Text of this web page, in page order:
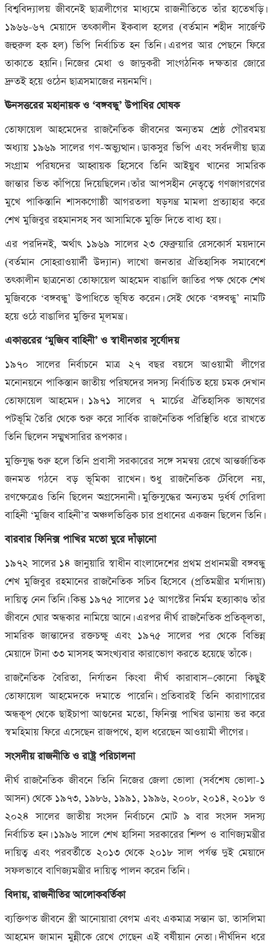
বিশ্ববিদ্যালয় জীবনেই ছাত্রলীগের মাধ্যমে রাজনীতিতে তাঁর হাতেখড়ি।
১৯৬৬-৬৭ মেয়াদে তৎকালীন ইকবাল হলের (বর্তমান শহীদ সার্জেন্ট
জহুরুল হক হল) ভিপি নির্বাচিত হন তিনি। এরপর আর পেছনে ফিরে
তাকাতে হয়নি। নিজের মেধা ও জাদুকরী সাংগঠনিক দক্ষতার জোরে
দ্রুতই হয়ে ওঠেন ছাত্রসমাজের নয়নমণি।
ঊনসত্তরের মহানায়ক ও ‘বঙ্গবন্ধু’ উপাধির ঘোষক
তোফায়েল আহমেদের রাজনৈতিক জীবনের অন্যতম শ্রেষ্ঠ গৌরবময়
অধ্যায় ১৯৬৯ সালের গণ-অভ্যুত্থান। ডাকসুর ভিপি এবং সর্বদলীয় ছাত্র
সংগ্রাম পরিষদের আহ্বায়ক হিসেবে তিনি আইয়ুব খানের সামরিক
জান্তার ভিত কাঁপিয়ে দিয়েছিলেন। তাঁর আপসহীন নেতৃত্বে গণজাগরণের
মুখে পাকিস্তানি শাসকগোষ্ঠী আগরতলা ষড়যন্ত্র মামলা প্রত্যাহার করে
শেখ মুজিবুর রহমানসহ সব আসামিকে মুক্তি দিতে বাধ্য হয়।
এর পরদিনই, অর্থাৎ ১৯৬৯ সালের ২৩ ফেব্রুয়ারি রেসকোর্স ময়দানে
(বর্তমান সোহরাওয়ার্দী উদ্যান) লাখো জনতার ঐতিহাসিক সমাবেশে
তৎকালীন ছাত্রনেতা তোফায়েল আহমেদ বাঙালি জাতির পক্ষ থেকে শেখ
মুজিবকে ‘বঙ্গবন্ধু’ উপাধিতে ভূষিত করেন। সেই থেকে ‘বঙ্গবন্ধু’ নামটি
হয়ে ওঠে বাঙালির মুক্তির মূলমন্ত্র।
একাত্তরের ‘মুজিব বাহিনী’ ও স্বাধীনতার সূর্যোদয়
১৯৭০ সালের নির্বাচনে মাত্র ২৭ বছর বয়সে আওয়ামী লীগের
মনোনয়নে পাকিস্তান জাতীয় পরিষদের সদস্য নির্বাচিত হয়ে চমক দেখান
তোফায়েল আহমেদ। ১৯৭১ সালের ৭ মার্চের ঐতিহাসিক ভাষণের
পটভূমি তৈরি থেকে শুরু করে সার্বিক রাজনৈতিক পরিস্থিতি ধরে রাখতে
তিনি ছিলেন সম্মুখসারির রূপকার।
মুক্তিযুদ্ধ শুরু হলে তিনি প্রবাসী সরকারের সঙ্গে সমন্বয় রেখে আন্তর্জাতিক
জনমত গঠনে বড় ভূমিকা রাখেন। শুধু রাজনৈতিক টেবিলে নয়,
রণক্ষেত্রেও তিনি ছিলেন অগ্রসেনানী। মুক্তিযুদ্ধের অন্যতম দুর্ধর্ষ গেরিলা
বাহিনী ‘মুজিব বাহিনী’র অঞ্চলভিত্তিক চার প্রধানের একজন ছিলেন তিনি।
বারবার ফিনিক্স পাখির মতো ঘুরে দাঁড়ানো
১৯৭২ সালের ১৪ জানুয়ারি স্বাধীন বাংলাদেশের প্রথম প্রধানমন্ত্রী বঙ্গবন্ধু
শেখ মুজিবুর রহমানের রাজনৈতিক সচিব হিসেবে (প্রতিমন্ত্রীর মর্যাদায়)
দায়িত্ব নেন তিনি। কিন্তু ১৯৭৫ সালের ১৫ আগস্টের নির্মম হত্যাকাণ্ড তাঁর
জীবনে ঘোর অন্ধকার নামিয়ে আনে। এরপর দীর্ঘ রাজনৈতিক প্রতিকূলতা,
সামরিক জান্তাদের রক্তচক্ষু এবং ১৯৭৫ সালের পর থেকে বিভিন্ন
মেয়াদে টানা ৩৩ মাসসহ অসংখ্যবার কারাভোগ করতে হয়েছে তাঁকে।
রাজনৈতিক বৈরিতা, নির্যাতন কিংবা দীর্ঘ কারাবাস—কোনো কিছুই
তোফায়েল আহমেদকে দমাতে পারেনি। প্রতিবারই তিনি কারাগারের
অন্ধকূপ থেকে ছাইচাপা আগুনের মতো, ফিনিক্স পাখির ডানায় ভর করে
স্বমহিমায় ফিরে এসেছেন রাজপথে, হাল ধরেছেন আওয়ামী লীগের।
সংসদীয় রাজনীতি ও রাষ্ট্র পরিচালনা
দীর্ঘ রাজনৈতিক জীবনে তিনি নিজের জেলা ভোলা (সর্বশেষ ভোলা-১
আসন) থেকে ১৯৭৩, ১৯৮৬, ১৯৯১, ১৯৯৬, ২০০৮, ২০১৪, ২০১৮ ও
২০২৪ সালের জাতীয় সংসদ নির্বাচনে মোট ৯ বার সংসদ সদস্য
নির্বাচিত হন। ১৯৯৬ সালে শেখ হাসিনা সরকারের শিল্প ও বাণিজ্যমন্ত্রীর
দায়িত্ব এবং পরবর্তীতে ২০১৩ থেকে ২০১৮ সাল পর্যন্ত দুই মেয়াদে
সফলভাবে বাণিজ্যমন্ত্রীর দায়িত্ব পালন করেন তিনি।
বিদায়, রাজনীতির আলোকবর্তিকা
ব্যক্তিগত জীবনে স্ত্রী আনোয়ারা বেগম এবং একমাত্র সন্তান ডা. তাসলিমা
আহমেদ জামান মুন্নীকে রেখে গেছেন এই বর্ষীয়ান নেতা। দীর্ঘদিন ধরে